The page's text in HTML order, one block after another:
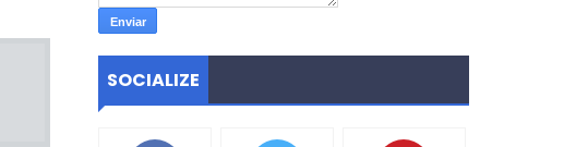
SOCIALIZE